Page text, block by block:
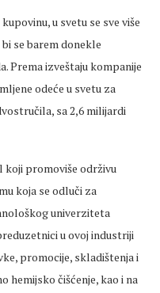
u svetu se sve više
se barem donekle
Prema izveštaju kompanije
odeće u svetu za
sa 2,6 milijardi
koji promoviše održivu
koja se odluči za
univerziteta
u ovoj industriji
promocije, skladištenja i
hemijsko čišćenje, kao i na